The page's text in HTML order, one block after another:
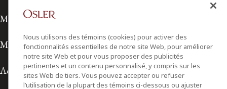
Modalités de prestation de services
Modalités d'utilisation
Accessibilité
Nous utilisons des témoins (cookies) pour activer des
fonctionnalités essentielles de notre site Web, pour améliorer
notre site Web et pour vous proposer des publicités
pertinentes et un contenu personnalisé, y compris sur les
sites Web de tiers. Vous pouvez accepter ou refuser
l’utilisation de la plupart des témoins ci-dessous ou ajuster